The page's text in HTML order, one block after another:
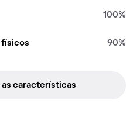
100%
físicos 90%
as características